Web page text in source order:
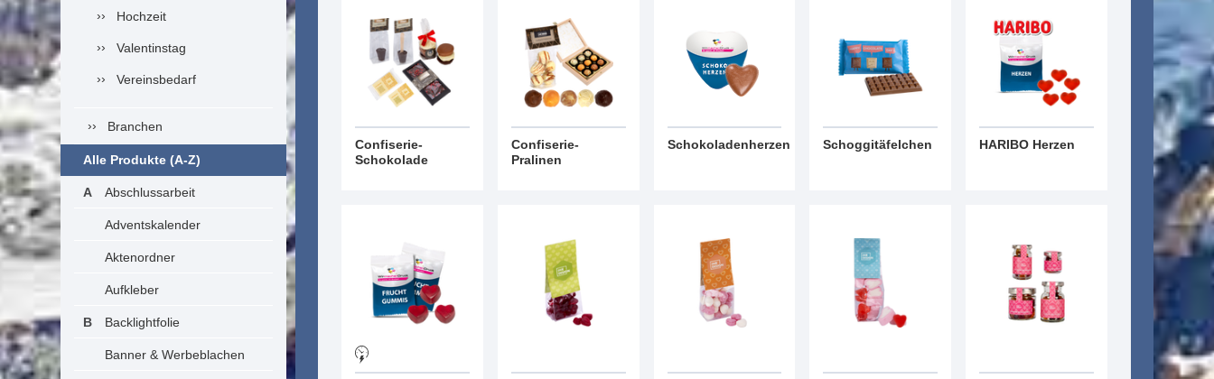
Hochzeit
Valentinstag
Vereinsbedarf
Branchen
Alle Produkte (A-Z)
Abschlussarbeit
Adventskalender
Aktenordner
Aufkleber
Backlightfolie
Banner & Werbeblachen
Confiserie-
Schokolade
Confiserie-
Pralinen
Schokoladenherzen Schoggitäfelchen HARIBO Herzen